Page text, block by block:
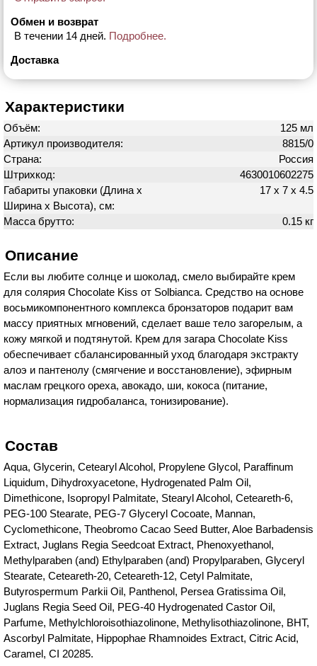
Обмен и возврат
В течении 14 дней. Подробнее.
Доставка
Характеристики
Объём:
125 мл
Артикул производителя:
8815/0
Страна:
Россия
Штрихкод:
4630010602275
Габариты упаковки (Длина х
Ширина х Высота), см:
17 х 7 х 4.5
Масса брутто: 0.15 кг
Описание
Если вы любите солнце и шоколад, смело выбирайте крем
для солярия Chocolate Kiss от Solbianca. Средство на основе
восьмикомпонентного комплекса бронзаторов подарит вам
массу приятных мгновений, сделает ваше тело загорелым, а
кожу мягкой и подтянутой. Крем для загара Chocolate Kiss
обеспечивает сбалансированный уход благодаря экстракту
алоэ и пантенолу (смягчение и восстановление), эфирным
маслам грецкого ореха, авокадо, ши, кокоса (питание,
нормализация гидробаланса, тонизирование).
Состав
Aqua, Glycerin, Cetearyl Alcohol, Propylene Glycol, Paraffinum
Liquidum, Dihydroxyacetone, Hydrogenated Palm Oil,
Dimethicone, Isopropyl Palmitate, Stearyl Alcohol, Ceteareth-6,
PEG-100 Stearate, PEG-7 Glyceryl Cocoate, Mannan,
Cyclomethicone, Theobromo Cacao Seed Butter, Aloe Barbadensis
Extract, Juglans Regia Seedcoat Extract, Phenoxyethanol,
Methylparaben (and) Ethylparaben (and) Propylparaben, Glyceryl
Stearate, Ceteareth-20, Ceteareth-12, Cetyl Palmitate,
Butyrospermum Parkii Oil, Panthenol, Persea Gratissima Oil,
Juglans Regia Seed Oil, PEG-40 Hydrogenated Castor Oil,
Parfume, Methylchloroisothiazolinone, Methylisothiazolinone, BHT,
Ascorbyl Palmitate, Hippophae Rhamnoides Extract, Citric Acid,
Caramel, CI 20285.